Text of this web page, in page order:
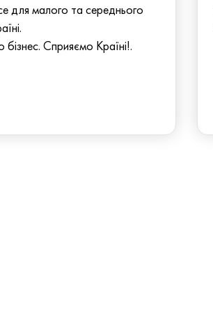
для малого та середнього
Сприяємо Країні!.